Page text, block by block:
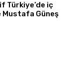
Türkiye’de iç
Güneş